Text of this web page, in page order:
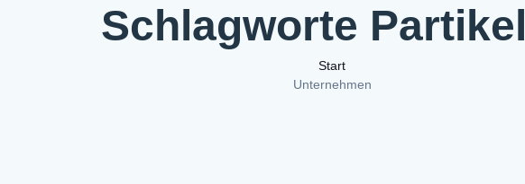
Schlagworte Partikel
Start
Unternehmen